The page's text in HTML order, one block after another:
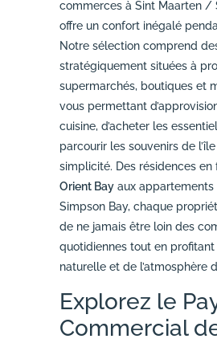
commerces à Sint Maarten /
offre un confort inégalé
Notre sélection comprend
stratégiquement situées à
supermarchés, boutiques et
vous permettant
cuisine, d’acheter les
parcourir les souvenirs de
simplicité. Des résidences en
Orient Bay aux appartements
Simpson Bay, chaque
de ne jamais être loin des
quotidiennes tout en
naturelle et de l’atmosphère
Explorez le
Commercial